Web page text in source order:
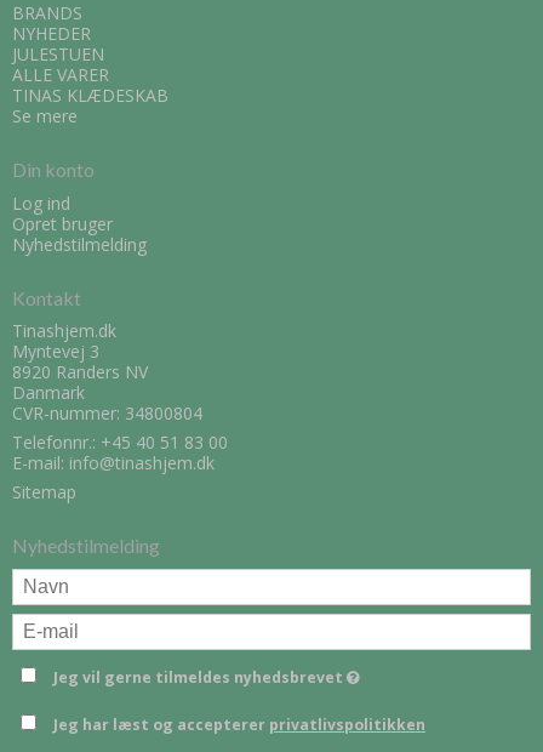
BRANDS
NYHEDER
JULESTUEN
ALLE VARER
TINAS KLÆDESKAB
Se mere
Din konto
Log ind
Opret bruger
Nyhedstilmelding
Kontakt
Tinashjem.dk
Myntevej 3
8920 Randers NV
Danmark
CVR-nummer: 34800804
Telefonnr.: +45 40 51 83 00
E-mail: info@tinashjem.dk
Sitemap
Nyhedstilmelding
Jeg vil gerne tilmeldes nyhedsbrevet
Jeg har læst og accepterer privatlivspolitikken